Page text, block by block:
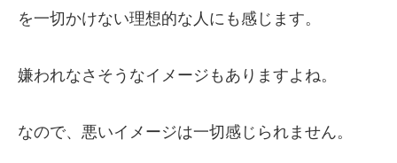
を一切かけない理想的な人にも感じます。
嫌われなさそうなイメージもありますよね。
なので、悪いイメージは一切感じられません。